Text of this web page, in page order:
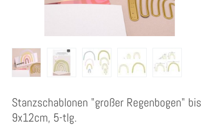
Embossing Pulver WOW
Kartendeko Embellishments
Präge-, Universal- Maskierschablonen
Stanzschablonen "großer Regenbogen" bis
9x12cm, 5-tlg.